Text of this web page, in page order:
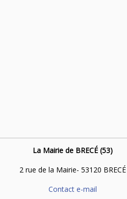
La Mairie de BRECÉ (53)
2 rue de la Mairie- 53120 BRECÉ
Contact e-mail